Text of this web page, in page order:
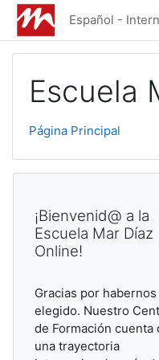
Salta al contenido principal
Español -
Escuela
Página Principal
¡Bienvenid@ a la
Escuela Mar Díaz
Online!
Gracias por habernos
elegido. Nuestro
de Formación cuenta
una trayectoria